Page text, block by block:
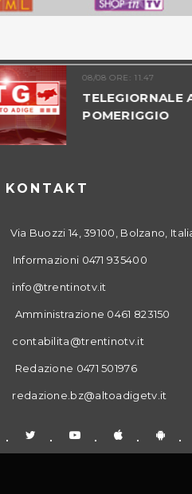
08/08 ORE: 11.47
TELEGIORNALE
POMERIGGIO
KONTAKT
Via Buozzi 14, 39100, Bolzano,
Informazioni 0471 935400
info@trentinotv.it
Amministrazione 0461 823150
contabilita@trentinotv.it
Redazione 0471 501976
redazione.bz@altoadigetv.it